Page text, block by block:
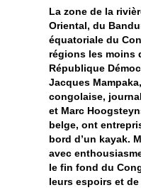
La zone de la
Oriental, du
équatoriale du
régions les moins
République
Jacques
congolaise,
et Marc
belge, ont
bord d’un kayak.
avec
le fin fond du
leurs espoirs et